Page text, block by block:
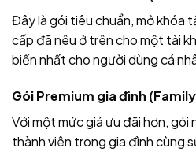
Đây là gói tiêu chuẩn, mở khóa
cấp đã nêu ở trên cho một tài
biến nhất cho người dùng cá
Gói Premium gia đình
Với một mức giá ưu đãi hơn, gói
thành viên trong gia đình cùng